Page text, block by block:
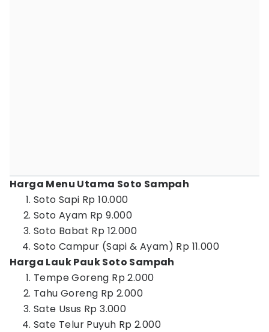
Harga Menu Utama Soto Sampah
Soto Sapi Rp 10.000
Soto Ayam Rp 9.000
Soto Babat Rp 12.000
Soto Campur (Sapi & Ayam) Rp 11.000
Harga Lauk Pauk Soto Sampah
Tempe Goreng Rp 2.000
Tahu Goreng Rp 2.000
Sate Usus Rp 3.000
Sate Telur Puyuh Rp 2.000